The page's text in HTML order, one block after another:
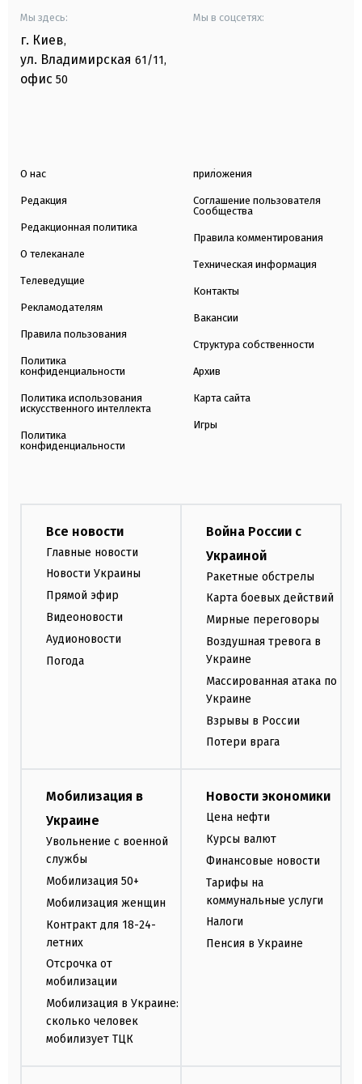
Мы здесь:
г. Киев,
ул. Владимирская 61/11,
офис 50
Мы в соцсетях:
О нас
Редакция
Редакционная политика
О телеканале
Телеведущие
Рекламодателям
Правила пользования
Политика
конфиденциальности
Политика использования
искусственного интеллекта
Политика
конфиденциальности
приложения
Соглашение пользователя
Сообщества
Правила комментирования
Техническая информация
Контакты
Вакансии
Структура собственности
Архив
Карта сайта
Игры
Все новости
Главные новости
Новости Украины
Прямой эфир
Видеоновости
Аудионовости
Погода
Война России с
Украиной
Ракетные обстрелы
Карта боевых действий
Мирные переговоры
Воздушная тревога в
Украине
Массированная атака по
Украине
Взрывы в России
Потери врага
Мобилизация в
Украине
Увольнение с военной
службы
Мобилизация 50+
Мобилизация женщин
Контракт для 18-24-
летних
Отсрочка от
мобилизации
Мобилизация в Украине:
сколько человек
мобилизует ТЦК
Новости экономики
Цена нефти
Курсы валют
Финансовые новости
Тарифы на
коммунальные услуги
Налоги
Пенсия в Украине